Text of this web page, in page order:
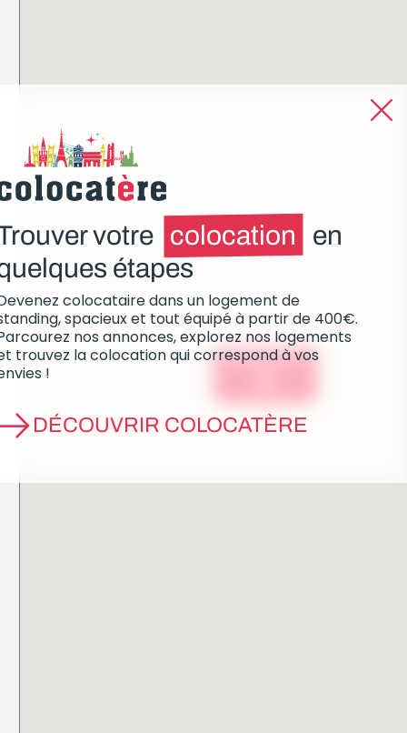
votre colocation
en
étapes
colocataire dans un logement de
spacieux et tout équipé à partir de 400€.
nos annonces, explorez nos logements
trouvez la colocation qui correspond à vos
!
DÉCOUVRIR COLOCATÈRE
Colocations :